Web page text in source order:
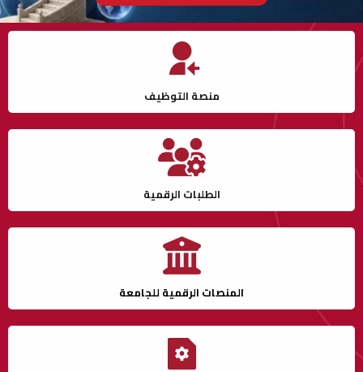
منصة التوظيف
الطلبات الرقمية
المنصات الرقمية للجامعة